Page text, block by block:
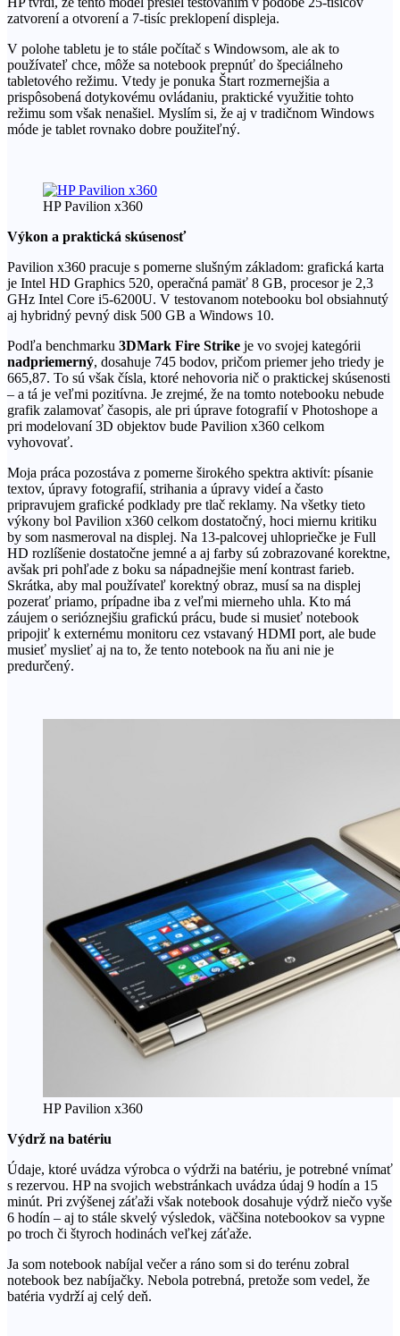
zatvorení a otvorení a 7-tisíc preklopení displeja.
V polohe tabletu je to stále počítač s Windowsom, ale ak to
používateľ chce, môže sa notebook prepnúť do špeciálneho
tabletového režimu. Vtedy je ponuka Štart rozmernejšia a
prispôsobená dotykovému ovládaniu, praktické využitie tohto
režimu som však nenašiel. Myslím si, že aj v tradičnom Windows
móde je tablet rovnako dobre použiteľný.
HP Pavilion x360
Výkon a praktická skúsenosť
Pavilion x360 pracuje s pomerne slušným základom: grafická karta
je Intel HD Graphics 520, operačná pamäť 8 GB, procesor je 2,3
GHz Intel Core i5-6200U. V testovanom notebooku bol obsiahnutý
aj hybridný pevný disk 500 GB a Windows 10.
Podľa benchmarku 3DMark Fire Strike je vo svojej kategórii
nadpriemerný, dosahuje 745 bodov, pričom priemer jeho triedy je
665,87. To sú však čísla, ktoré nehovoria nič o praktickej skúsenosti
– a tá je veľmi pozitívna. Je zrejmé, že na tomto notebooku nebude
grafik zalamovať časopis, ale pri úprave fotografií v Photoshope a
pri modelovaní 3D objektov bude Pavilion x360 celkom
vyhovovať.
Moja práca pozostáva z pomerne širokého spektra aktivít: písanie
textov, úpravy fotografií, strihania a úpravy videí a často
pripravujem grafické podklady pre tlač reklamy. Na všetky tieto
výkony bol Pavilion x360 celkom dostatočný, hoci miernu kritiku
by som nasmeroval na displej. Na 13-palcovej uhlopriečke je Full
HD rozlíšenie dostatočne jemné a aj farby sú zobrazované korektne,
avšak pri pohľade z boku sa nápadnejšie mení kontrast farieb.
Skrátka, aby mal používateľ korektný obraz, musí sa na displej
pozerať priamo, prípadne iba z veľmi mierneho uhla. Kto má
záujem o serióznejšiu grafickú prácu, bude si musieť notebook
pripojiť k externému monitoru cez vstavaný HDMI port, ale bude
musieť myslieť aj na to, že tento notebook na ňu ani nie je
predurčený.
HP Pavilion x360
Výdrž na batériu
Údaje, ktoré uvádza výrobca o výdrži na batériu, je potrebné vnímať
s rezervou. HP na svojich webstránkach uvádza údaj 9 hodín a 15
minút. Pri zvýšenej záťaži však notebook dosahuje výdrž niečo vyše
6 hodín – aj to stále skvelý výsledok, väčšina notebookov sa vypne
po troch či štyroch hodinách veľkej záťaže.
Ja som notebook nabíjal večer a ráno som si do terénu zobral
notebook bez nabíjačky. Nebola potrebná, pretože som vedel, že
batéria vydrží aj celý deň.